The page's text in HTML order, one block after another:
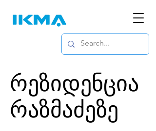
რეზიდენცია
რაზმაძეზე